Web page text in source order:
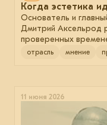
Когда эстетика
Основатель и
Дмитрий Аксельрод
проверенных
отрасль мнение
11 июня 2026